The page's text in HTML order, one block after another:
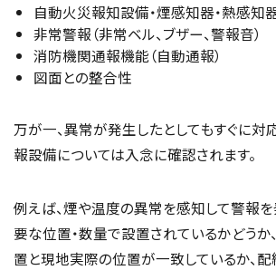
自動火災報知設備・煙感知器・熱感知
非常警報（非常ベル、ブザー、警報音）
消防機関通報機能（自動通報）
図面との整合性
万が一、異常が発生したとしてもすぐに対
報設備については入念に確認されます。
例えば、煙や温度の異常を感知して警報を
要な位置・数量で設置されているかどうか
置と現地実際の位置が一致しているか、